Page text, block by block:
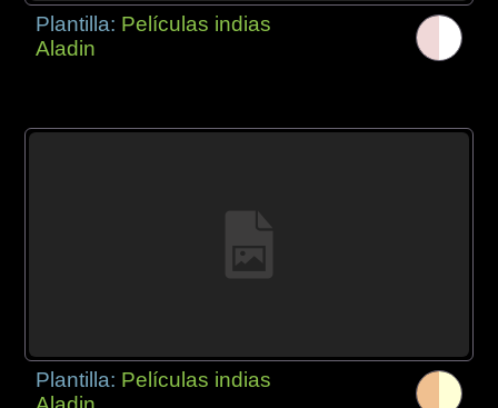
Plantilla: Películas indias
Aladin
Plantilla: Películas indias